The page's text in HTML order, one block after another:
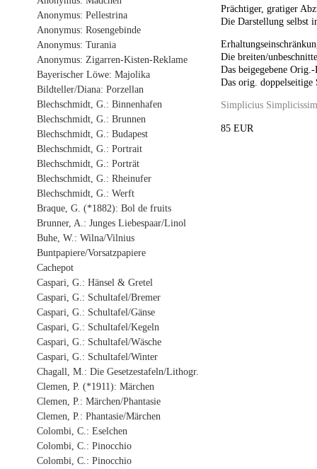
Anonymus: Pellestrina
Anonymus: Rosengebinde
Anonymus: Turania
Anonymus: Zigarren-Kisten-Reklame
Bayerischer Löwe: Majolika
Bildteller/Diana: Porzellan
Blechschmidt, G.: Binnenhafen
Blechschmidt, G.: Brunnen
Blechschmidt, G.: Budapest
Blechschmidt, G.: Portrait
Blechschmidt, G.: Porträt
Blechschmidt, G.: Rheinufer
Blechschmidt, G.: Werft
Braque, G. (*1882): Bol de fruits
Brunner, A.: Junges Liebespaar/Linol
Buhe, W.: Wilna/Vilnius
Buntpapiere/Vorsatzpapiere
Cachepot
Caspari, G.: Hänsel & Gretel
Caspari, G.: Schultafel/Bremer
Caspari, G.: Schultafel/Gänse
Caspari, G.: Schultafel/Kegeln
Caspari, G.: Schultafel/Wäsche
Caspari, G.: Schultafel/Winter
Chagall, M.: Die Gesetzestafeln/Lithogr.
Clemen, P. (*1911): Märchen
Clemen, P.: Märchen/Phantasie
Clemen, P.: Phantasie/Märchen
Colombi, C.: Eselchen
Colombi, C.: Pinocchio
Colombi, C.: Pinocchio
Prächtiger, gratiger
Die Darstellung selbst
Die breiten/
Das beigegebene
Das orig. doppelseitige
Simplicius
85 EUR